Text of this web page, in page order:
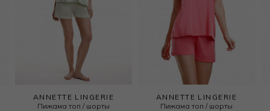
ANNETTE LINGERIE
Пижама топ / шорты
ANNETTE LINGERIE
Пижама топ / шорты